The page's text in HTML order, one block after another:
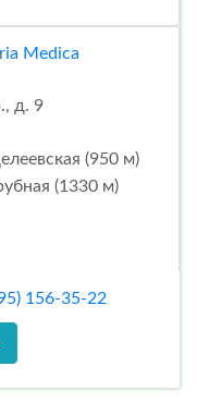
Medica
д. 9
(950 м)
(1330 м)
156-35-22